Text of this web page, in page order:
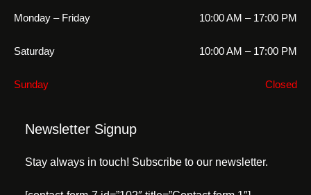
Monday – Friday 10:00 AM – 17:00 PM
Saturday 10:00 AM – 17:00 PM
Sunday Closed
Newsletter Signup
Stay always in touch! Subscribe to our newsletter.